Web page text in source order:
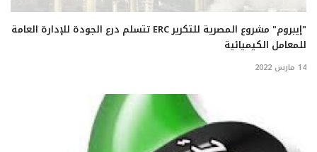
"إيبروم" مشروع المصرية للتكرير ERC تتسلم درع الجودة للإدارة العامة
للمعامل الكيميائية
14 مارس 2022